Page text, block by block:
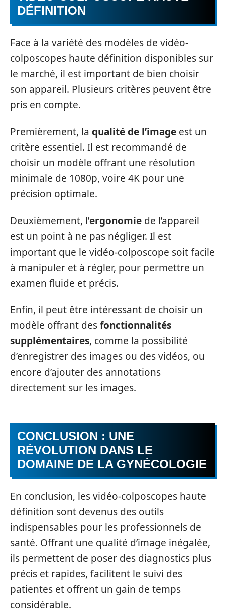
DÉFINITION
Face à la variété des modèles de vidéo-
colposcopes haute définition disponibles sur
le marché, il est important de bien choisir
son appareil. Plusieurs critères peuvent être
pris en compte.
Premièrement, la qualité de l’image est un
critère essentiel. Il est recommandé de
choisir un modèle offrant une résolution
minimale de 1080p, voire 4K pour une
précision optimale.
Deuxièmement, l’ergonomie de l’appareil
est un point à ne pas négliger. Il est
important que le vidéo-colposcope soit facile
à manipuler et à régler, pour permettre un
examen fluide et précis.
Enfin, il peut être intéressant de choisir un
modèle offrant desfonctionnalités
supplémentaires, comme la possibilité
d’enregistrer des images ou des vidéos, ou
encore d’ajouter des annotations
directement sur les images.
CONCLUSION : UNE
RÉVOLUTION DANS LE
DOMAINE DE LA GYNÉCOLOGIE
En conclusion, les vidéo-colposcopes haute
définition sont devenus des outils
indispensables pour les professionnels de
santé. Offrant une qualité d’image inégalée,
ils permettent de poser des diagnostics plus
précis et rapides, facilitent le suivi des
patientes et offrent un gain de temps
considérable.